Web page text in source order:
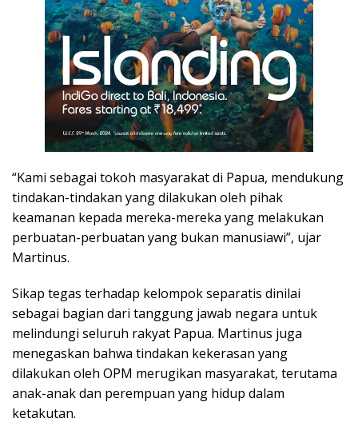
“Kami sebagai tokoh masyarakat di Papua, mendukung
tindakan-tindakan yang dilakukan oleh pihak
keamanan kepada mereka-mereka yang melakukan
perbuatan-perbuatan yang bukan manusiawi”, ujar
Martinus.
Sikap tegas terhadap kelompok separatis dinilai
sebagai bagian dari tanggung jawab negara untuk
melindungi seluruh rakyat Papua. Martinus juga
menegaskan bahwa tindakan kekerasan yang
dilakukan oleh OPM merugikan masyarakat, terutama
anak-anak dan perempuan yang hidup dalam
ketakutan.